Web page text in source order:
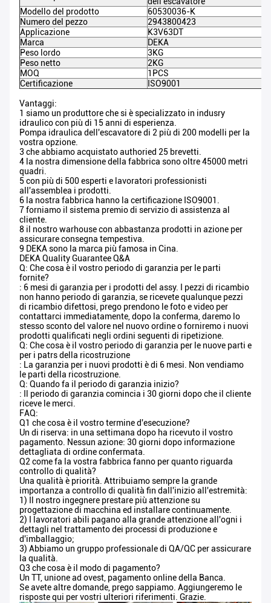
Modello del prodotto
60530036-K
Numero del pezzo
2943800423
Applicazione
K3V63DT
Marca
DEKA
Peso lordo
3KG
Peso netto
2KG
MOQ
1PCS
Certificazione
ISO9001
Vantaggi:
1 siamo un produttore che si è specializzato in indusry
idraulico con più di 15 anni di esperienza.
Pompa idraulica dell'escavatore di 2 più di 200 modelli per la
vostra opzione.
3 che abbiamo acquistato authoried 25 brevetti.
4 la nostra dimensione della fabbrica sono oltre 45000 metri
quadri.
5 con più di 500 esperti e lavoratori professionisti
all'assemblea i prodotti.
6 la nostra fabbrica hanno la certificazione ISO9001.
7 forniamo il sistema premio di servizio di assistenza al
cliente.
8 il nostro warhouse con abbastanza prodotti in azione per
assicurare consegna tempestiva.
9 DEKA sono la marca più famosa in Cina.
DEKA Quality Guarantee Q&A
Q: Che cosa è il vostro periodo di garanzia per le parti
fornite?
: 6 mesi di garanzia per i prodotti del assy. I pezzi di ricambio
non hanno periodo di garanzia, se ricevete qualunque pezzi
di ricambio difettosi, prego prendono le foto e video per
contattarci immediatamente, dopo la conferma, daremo lo
stesso sconto del valore nel nuovo ordine o forniremo i nuovi
prodotti qualificati negli ordini seguenti di ripetizione.
Q: Che cosa è il vostro periodo di garanzia per le nuove parti e
per i patrs della ricostruzione
: La garanzia per i nuovi prodotti è di 6 mesi. Non vendiamo
le parti della ricostruzione.
Q: Quando fa il periodo di garanzia inizio?
: Il periodo di garanzia comincia i 30 giorni dopo che il cliente
riceve le merci.
FAQ:
Q1 che cosa è il vostro termine d'esecuzione?
Un di riserva: in una settimana dopo ha ricevuto il vostro
pagamento. Nessun azione: 30 giorni dopo informazione
dettagliata di ordine confermata.
Q2 come fa la vostra fabbrica fanno per quanto riguarda
controllo di qualità?
Una qualità è priorità. Attribuiamo sempre la grande
importanza a controllo di qualità fin dall'inizio all'estremità:
1) Il nostro ingegnere prestare più attenzione su
progettazione di macchina ed installare continuamente.
2) I lavoratori abili pagano alla grande attenzione all'ogni i
dettagli nel trattamento dei processi di produzione e
d'imballaggio;
3) Abbiamo un gruppo professionale di QA/QC per assicurare
la qualità.
Q3 che cosa è il modo di pagamento?
Un TT, unione ad ovest, pagamento online della Banca.
Se avete altre domande, prego sappiamo. Aggiungeremo le
risposte qui per vostri ulteriori riferimenti. Grazie.